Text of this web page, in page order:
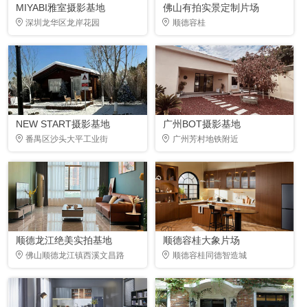
MIYABI雅室摄影基地
深圳龙华区龙岸花园
佛山有拍实景定制片场
顺德容桂
NEW START摄影基地
番禺区沙头大平工业街
广州BOT摄影基地
广州芳村地铁附近
顺德龙江绝美实拍基地
佛山顺德龙江镇西溪文昌路
顺德容桂大象片场
顺德容桂同德智造城